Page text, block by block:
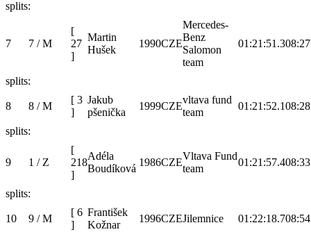
splits:
7 7 / M
[
27
]
Martin
Hušek
1990CZE
Mercedes-
Benz
Salomon
team
01:21:51.3
splits:
8 8 / M
[ 3
]
Jakub
pšenička
1999CZE
vltava fund
team
01:21:52.1
splits:
9 1 / Z
[
218
]
Adéla
Boudíková
1986CZE
Vltava Fund
team
01:21:57.4
splits:
10 9 / M
[ 6
]
František
Kožnar
1996CZEJilemnice 01:22:18.7